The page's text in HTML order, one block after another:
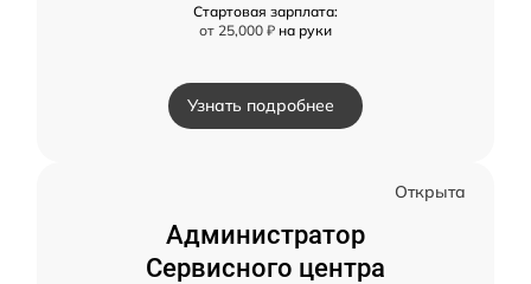
Стартовая зарплата:
от 25,000 ₽ на руки
Узнать подробнее
Открыта
Администратор
Сервисного центра